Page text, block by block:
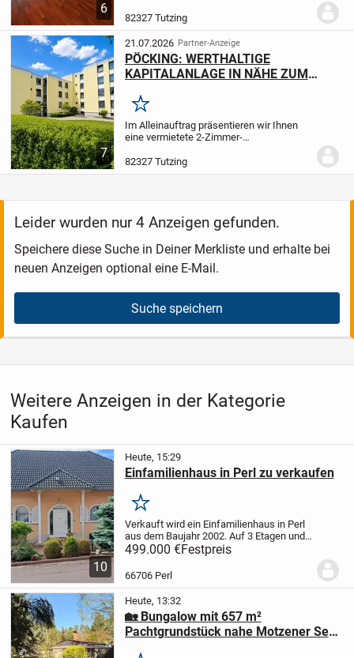
6
angenehmes Wohnen mit einer
außergewöhnlich schönen Umgebung
verbindet. Der...
82327 Tutzing
7
21.07.2026 Partner-Anzeige
PÖCKING: WERTHALTIGE
KAPITALANLAGE IN NÄHE ZUM
Merken
Im Alleinauftrag präsentieren wir Ihnen
eine vermietete 2-Zimmer-
Pöcking. Die Wohnung bietet eine
Wohnfläche von ca. 63 m² und überzeugt
82327 Tutzing
Leider wurden nur 4 Anzeigen gefunden.
Speichere diese Suche in Deiner Merkliste und erhalte bei
neuen Anzeigen optional eine E-Mail.
Suche speichern
Weitere Anzeigen in der Kategorie
Kaufen
10
Heute, 15:29
Einfamilienhaus in Perl zu verkaufen
Merken
Verkauft wird ein Einfamilienhaus in Perl
aus dem Baujahr 2002. Auf 3 Etagen und
178m2 sind 2 Bäder und ein GästeWC,
Küche und 7 Zimmer . Zusätzlich noch 1
begehbarer Kleiderschrank, 2
499.000 €Festpreis
66706 Perl
Heute, 13:32
🏡 Bungalow mit 657 m²
Pachtgrundstück nahe Motzener See